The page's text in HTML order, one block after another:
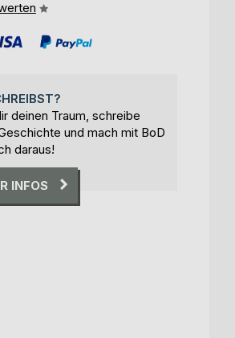
deinen Traum, schreibe
und mach mit BoD
daraus!
INFOS